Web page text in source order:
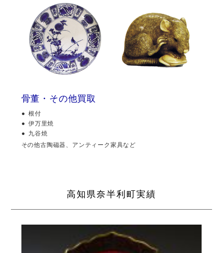
骨董・その他買取
根付
伊万里焼
九谷焼
その他古陶磁器、アンティーク家具など
高知県奈半利町実績